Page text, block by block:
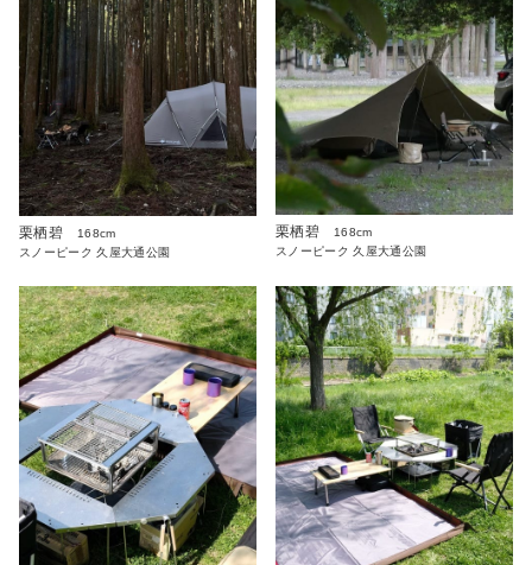
栗栖碧
168cm
スノーピーク 久屋大通公園
栗栖碧
168cm
スノーピーク 久屋大通公園